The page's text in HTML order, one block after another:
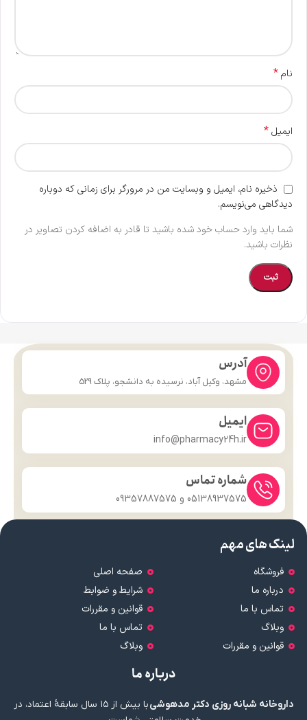
نام*
ایمیل*
ذخیره نام، ایمیل و وبسایت من در مرورگر برای زمانی که دوباره
دیدگاهی می‌نویسم.
شما باید وارد حساب خود شده باشید تا قادر به اضافه کردن تصاویر در
نظرات باشید.
آدرس
مشهد، وکیل آباد، نرسیده به دانشجو، پلاک 529
ایمیل
info@pharmacy24h.ir
شماره تماس
05138937575 و 09357887575
لینک های مهم
فروشگاه
درباره ما
تماس با ما
وبلاگ
قوانین و مقررات
صفحه اصلی
شرایط و ضوابط
قوانین و مقررات
تماس با ما
وبلاگ
درباره ما
داروخانه شبانه روزی دکتر مدهوشی
با بیش از ۱۵ سال سابقهٔ اعتماد، در